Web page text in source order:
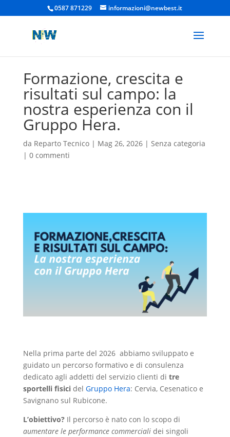
0587 871229 informazioni@newbest.it
Formazione, crescita e
risultati sul campo: la
nostra esperienza con il
Gruppo Hera.
da Reparto Tecnico| Mag 26, 2026| Senza categoria
| 0 commenti
Nella prima parte del 2026 abbiamo sviluppato e
guidato un percorso formativo e di consulenza
dedicato agli addetti del servizio clienti di tre
sportelli fisici del Gruppo Hera: Cervia, Cesenatico e
Savignano sul Rubicone.
L’obiettivo? Il percorso è nato con lo scopo di
aumentare le performance commerciali dei singoli